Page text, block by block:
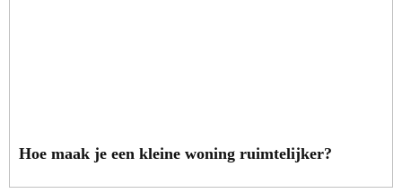
Hoe maak je een kleine woning ruimtelijker?